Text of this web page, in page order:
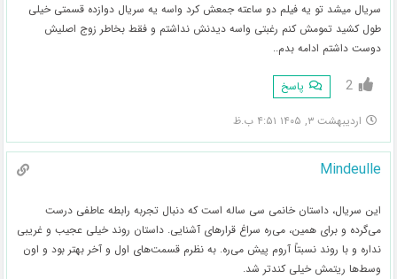
سریال میشد تو یه فیلم دو ساعته جمعش کرد واسه یه سریال دوازده قسمتی خیلی
طول کشید تمومش کنم رغبتی واسه دیدنش نداشتم و فقط بخاطر زوج اصلیش
دوست داشتم ادامه بدم..
2 پاسخ
اردیبهشت ۳, ۱۴۰۵ ۴:۵۱ ب.ظ
Mindeulle
این سریال، داستان خانمی سی ساله است که دنبال تجربه رابطه عاطفی درست
می‌گرده و برای همین، می‌ره سراغ قرارهای آشنایی. داستان روند خیلی عجیب و غریبی
نداره و با روند نسبتاً آروم پیش می‌ره. به نظرم قسمت‌های اول و آخر بهتر بود و اون
وسط‌ها ریتمش خیلی کندتر شد.